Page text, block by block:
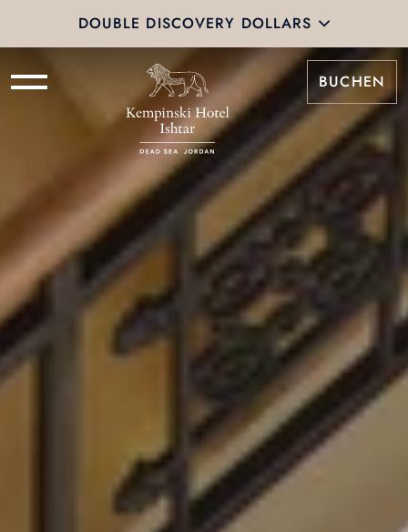
DOUBLE DISCOVERY DOLLARS
BUCHEN